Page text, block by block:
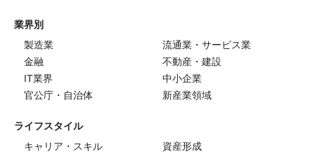
業界別
製造業
流通業・サービス業
金融
不動産・建設
IT業界
中小企業
官公庁・自治体
新産業領域
ライフスタイル
キャリア・スキル
資産形成